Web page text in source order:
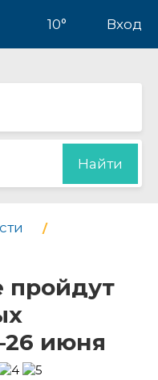
10° Вход
Найти
пройдут
июня